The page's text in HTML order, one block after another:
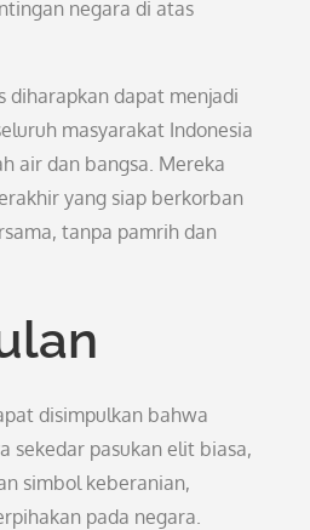
negara di atas
diharapkan dapat menjadi
masyarakat Indonesia
air dan bangsa. Mereka
yang siap berkorban
tanpa pamrih dan
disimpulkan bahwa
sekedar pasukan elit biasa,
simbol keberanian,
pada negara.